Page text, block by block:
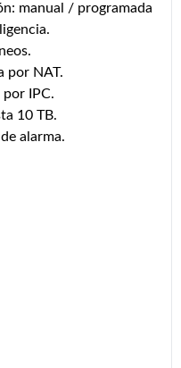
manual / programada
por NAT.
IPC.
10 TB.
alarma.